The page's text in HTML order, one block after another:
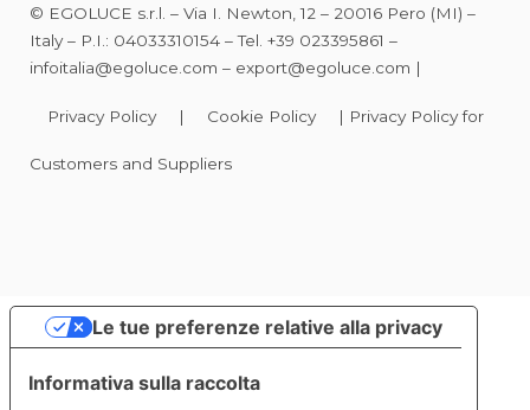
© EGOLUCE s.r.l. – Via I. Newton, 12 – 20016 Pero (MI) –
Italy – P.I.: 04033310154 – Tel. +39 023395861 –
infoitalia@egoluce.com – export@egoluce.com |
Privacy Policy | Cookie Policy | Privacy Policy for
Customers and Suppliers
Informativa sulla raccolta
Le tue preferenze relative alla privacy